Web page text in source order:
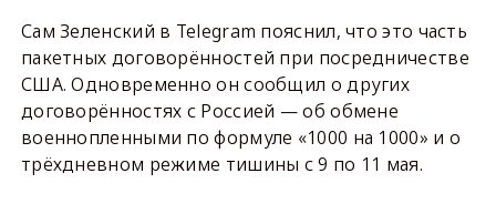
Сам Зеленский в Telegram пояснил, что это часть
пакетных договорённостей при посредничестве
США. Одновременно он сообщил о других
договорённостях с Россией — об обмене
военнопленными по формуле «1000 на 1000» и о
трёхдневном режиме тишины с 9 по 11 мая.